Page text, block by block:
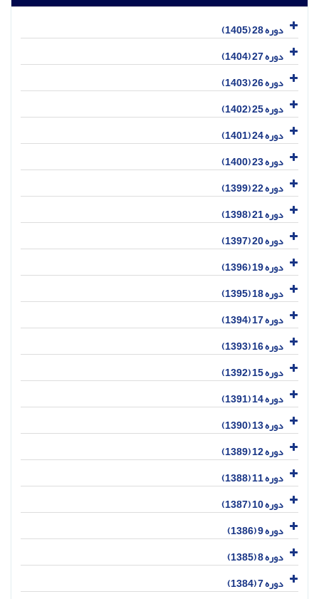
دوره 28 (1405)
دوره 27 (1404)
دوره 26 (1403)
دوره 25 (1402)
دوره 24 (1401)
دوره 23 (1400)
دوره 22 (1399)
دوره 21 (1398)
دوره 20 (1397)
دوره 19 (1396)
دوره 18 (1395)
دوره 17 (1394)
دوره 16 (1393)
دوره 15 (1392)
دوره 14 (1391)
دوره 13 (1390)
دوره 12 (1389)
دوره 11 (1388)
دوره 10 (1387)
دوره 9 (1386)
دوره 8 (1385)
دوره 7 (1384)